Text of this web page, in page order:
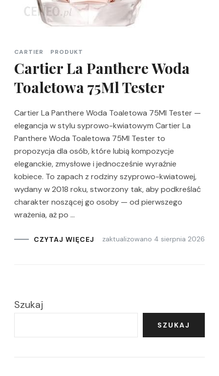
CARTIER PRODUKT
Cartier La Panthere Woda
Toaletowa 75Ml Tester
Cartier La Panthere Woda Toaletowa 75Ml Tester —
elegancja w stylu syprowo-kwiatowym Cartier La
Panthere Woda Toaletowa 75Ml Tester to
propozycja dla osób, które lubią kompozycje
eleganckie, zmysłowe i jednocześnie wyraźnie
kobiece. To zapach z rodziny szyprowo-kwiatowej,
wydany w 2018 roku, stworzony tak, aby podkreślać
charakter noszącej go osoby — od pierwszego
wrażenia, aż po …
CZYTAJ WIĘCEJ zaktualizowano 4 sierpnia 2026
Szukaj
SZUKAJ